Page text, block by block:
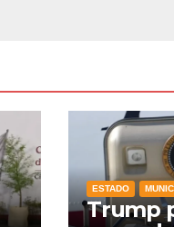
ESTADO
Trump